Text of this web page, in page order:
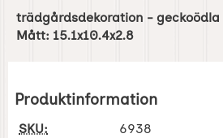
trädgårdsdekoration -
Mått: 15.1x10.4x2.8
Produktinformation
SKU:
6938